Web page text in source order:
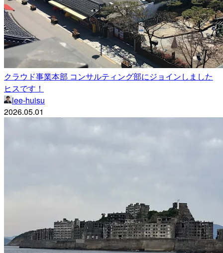
クラウド事業本部 コンサルティング部にジョインしました
ヒスです！
lee-huisu
2026.05.01